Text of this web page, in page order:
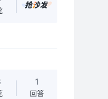
以吗
1
回答